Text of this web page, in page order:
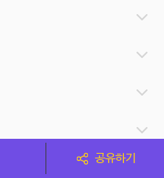
공유하기